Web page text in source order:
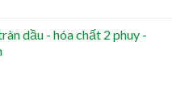
dầu - hóa chất 2 phuy -